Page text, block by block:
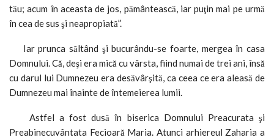
tău; acum în aceasta de jos, pământească, iar puţin mai pe urmă
în cea de sus şi neapropiată”.
Iar prunca săltând şi bucurându-se foarte, mergea în casa
Domnului. Că, deşi era mică cu vârsta, fiind numai de trei ani, însă
cu darul lui Dumnezeu era desăvârşită, ca ceea ce era aleasă de
Dumnezeu mai înainte de întemeierea lumii.
Astfel a fost dusă în biserica Domnului Preacurata şi
Preabinecuvântata Fecioară Maria. Atunci arhiereul Zaharia a